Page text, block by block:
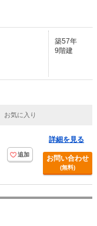
築57年
9階建
お気に入り
追加
詳細を見る
お問い合わせ
(無料)